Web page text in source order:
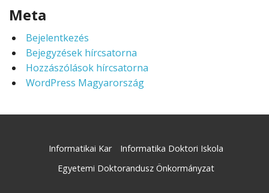
Meta
Bejelentkezés
Bejegyzések hírcsatorna
Hozzászólások hírcsatorna
WordPress Magyarország
Informatikai Kar
Informatika Doktori Iskola
Egyetemi Doktorandusz Önkormányzat